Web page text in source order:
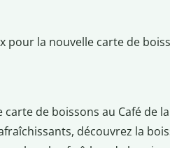
pour la nouvelle carte de
de boissons au Café de la
découvrez la